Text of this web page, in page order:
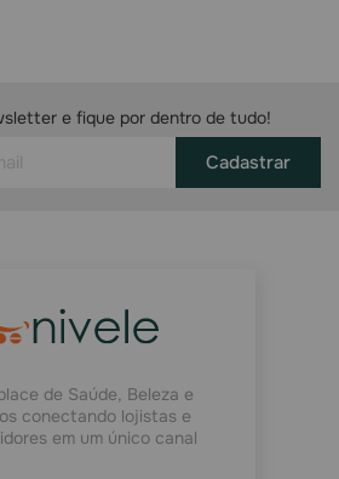
e fique por dentro de tudo!
Cadastrar
de Saúde, Beleza e
conectando lojistas e
em um único canal